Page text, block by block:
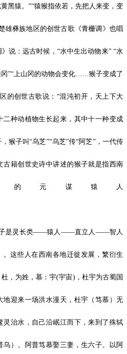
黑猿。”“猿猴指依若，先把人来变，变
雄彝族地区的创世古歌《青栅调》也唱
说：远古时候，“水中生出动物来” “水
”“上山冈的动物会变化……猴子变成了
的创世古歌说：“混沌初开，天上下大
二种动植物生长起来，其中十一种变成
猴子叫“乌芝”“乌芝”传“阿芝”，一代传
古籍创世史诗中讲述的猴子就是指西南
的 元谋猿人
子是灵长类——猿人——直立人——智人
这些人在西南各地迁徙发展，繁衍生
，为姓，慕：宇(宇宙)，杜宇为古蜀国
地迎来一场洪水漫天，杜宇（笃慕）无
灵治水，自己沿岷江而下，来到了殊轼
乌）。阿普笃慕娶三妻，生六子。以阿